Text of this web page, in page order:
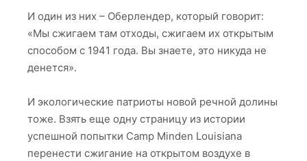
И один из них – Оберлендер, который говорит:
«Мы сжигаем там отходы, сжигаем их открытым
способом с 1941 года. Вы знаете, это никуда не
денется».
И экологические патриоты новой речной долины
тоже. Взять еще одну страницу из истории
успешной попытки Camp Minden Louisiana
перенести сжигание на открытом воздухе в